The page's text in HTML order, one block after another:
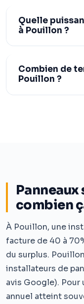
Panneaux
combien
À Pouillon, une
facture de 40 à
du surplus.
installateurs de
avis Google). Pour
annuel atteint
Quelle
à Pouillon ?
Combien de
Pouillon ?